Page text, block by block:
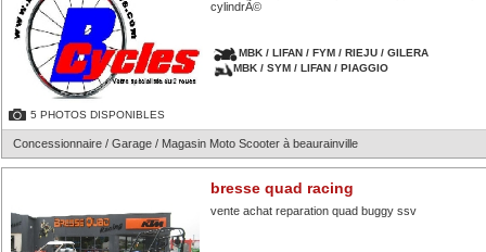
5 PHOTOS DISPONIBLES
cylindrÃ©
MBK / LIFAN / FYM / RIEJU / GILERA
MBK / SYM / LIFAN / PIAGGIO
Concessionnaire / Garage / Magasin Moto Scooter à beaurainville
bresse quad racing
vente achat reparation quad buggy ssv